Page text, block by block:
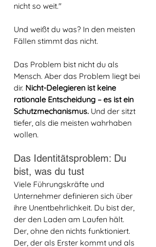
nicht so weit."
Und weißt du was? In den meisten
Fällen stimmt das nicht.
Das Problem bist nicht du als
Mensch. Aber das Problem liegt bei
dir. Nicht-Delegieren ist keine
rationale Entscheidung – es ist ein
Schutzmechanismus. Und der sitzt
tiefer, als die meisten wahrhaben
wollen.
Das Identitätsproblem: Du
bist, was du tust
Viele Führungskräfte und
Unternehmer definieren sich über
ihre Unentbehrlichkeit. Du bist der,
der den Laden am Laufen hält.
Der, ohne den nichts funktioniert.
Der, der als Erster kommt und als